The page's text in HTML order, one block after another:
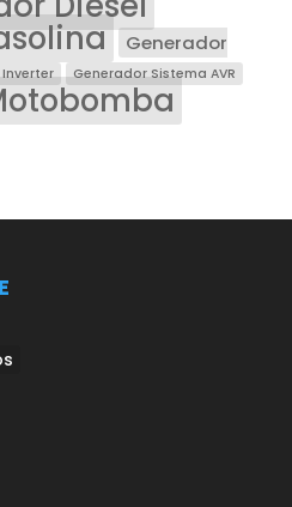
Generador
Generador Sistema AVR